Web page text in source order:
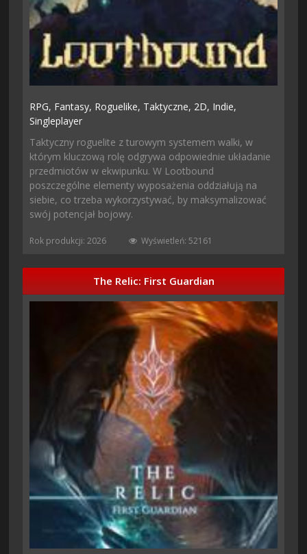
RPG, Fantasy, Roguelike, Taktyczne, 2D, Indie,
Singleplayer
Taktyczny roguelite z turowym systemem walki, w
którym kluczową rolę odgrywa odpowiednie układanie
przedmiotów w ekwipunku. W Lootbound
poszczególne elementy wyposażenia oddziałują na
siebie, co trzeba wykorzystywać, by maksymalizować
swój potencjał bojowy.
Rok produkcji: 2026 Wyświetleń: 52161
The Relic: First Guardian